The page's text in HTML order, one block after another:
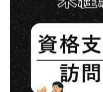
やスキルに応じた柔軟な
要です。ネット上のレビ
働いている人々の声を
資格取得に向けた準備
訪問介護の資格取得を目